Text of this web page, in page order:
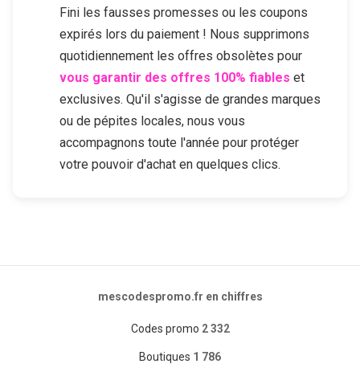
Fini les fausses promesses ou les coupons
expirés lors du paiement ! Nous supprimons
quotidiennement les offres obsolètes pour
vous garantir des offres 100% fiables et
exclusives. Qu'il s'agisse de grandes marques
ou de pépites locales, nous vous
accompagnons toute l'année pour protéger
votre pouvoir d'achat en quelques clics.
mescodespromo.fr en chiffres
Codes promo 2 332
Boutiques 1 786